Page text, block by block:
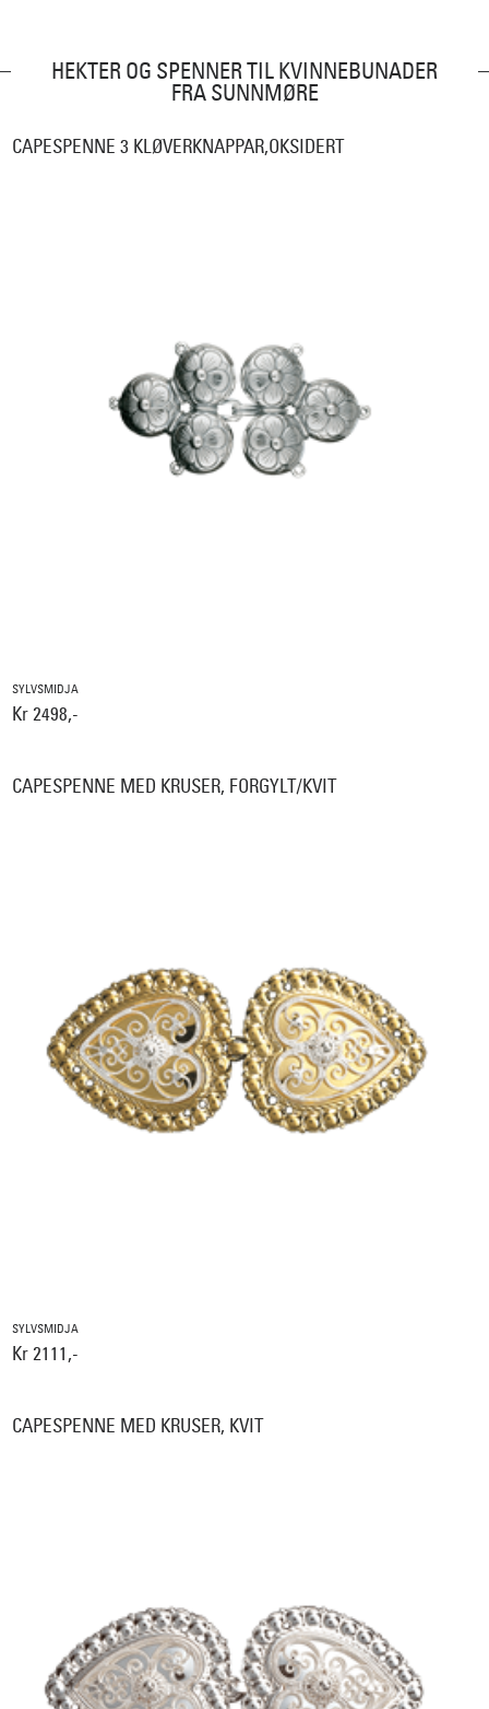
HEKTER OG SPENNER TIL KVINNEBUNADER
FRA SUNNMØRE
CAPESPENNE 3 KLØVERKNAPPAR,OKSIDERT
SYLVSMIDJA
Kr 2498,-
CAPESPENNE MED KRUSER, FORGYLT/KVIT
SYLVSMIDJA
Kr 2111,-
CAPESPENNE MED KRUSER, KVIT